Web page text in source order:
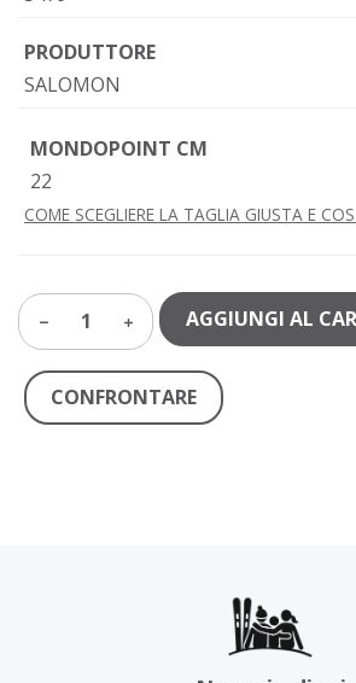
PRODUTTORE
SALOMON
MONDOPOINT CM
22
COME SCEGLIERE LA TAGLIA GIUSTA E
1 AGGIUNGI AL
CONFRONTARE